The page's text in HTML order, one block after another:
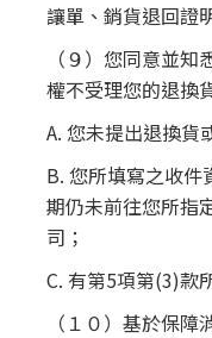
讓單、銷貨退回證
（９）您同意並
權不受理您的退換
A. 您未提出退換貨
B. 您所填寫之收件
期仍未前往您所指
司；
C. 有第5項第(3)款
（１０）基於保